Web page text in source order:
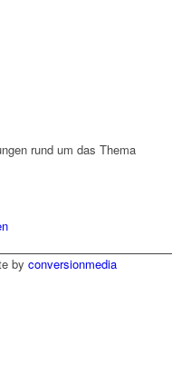
rund um das Thema
by conversionmedia